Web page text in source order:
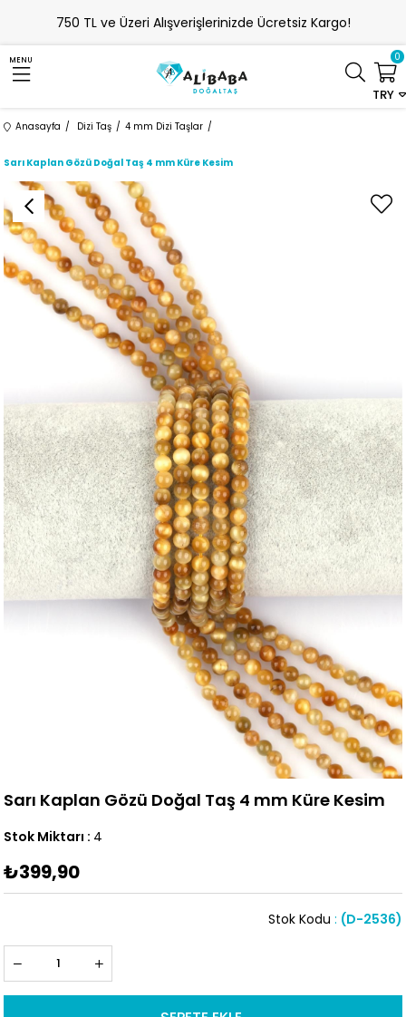
750 TL ve Üzeri Alışverişlerinizde Ücretsiz Kargo!
MENU
TRY
0
Anasayfa Dizi Taş 4 mm Dizi Taşlar
Sarı Kaplan Gözü Doğal Taş 4 mm Küre Kesim
Sarı Kaplan Gözü Doğal Taş 4 mm Küre Kesim
Stok Miktarı : 4
₺399,90
(D-2536)
Stok Kodu